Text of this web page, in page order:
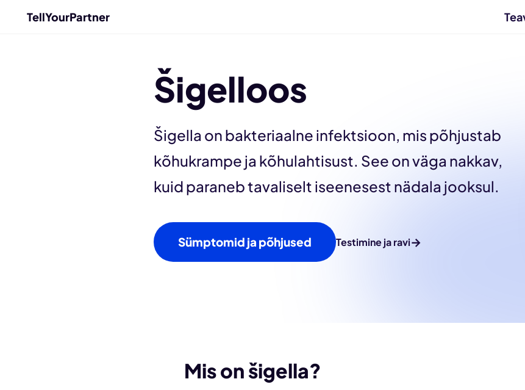
TellYourPartner
Šigelloos
Šigella on bakteriaalne infektsioon, mis põhjustab
kõhukrampe ja kõhulahtisust. See on väga nakkav,
kuid paraneb tavaliselt iseenesest nädala jooksul.
Sümptomid ja põhjused Testimine ja ravi→
Mis on šigella?